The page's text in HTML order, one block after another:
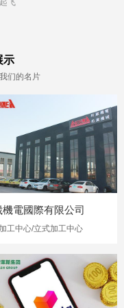
示
们的名片
機電國際有限公司
工中心/立式加工中心